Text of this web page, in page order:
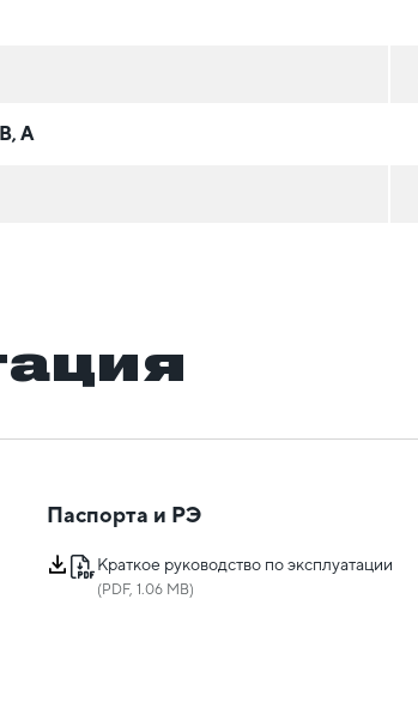
А
Паспорта и РЭ
Краткое руководство по эксплуатации
(PDF, 1.06 MB)